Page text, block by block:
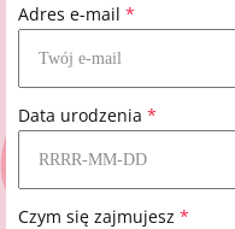
Adres e-mail *
Data urodzenia *
Czym się zajmujesz *